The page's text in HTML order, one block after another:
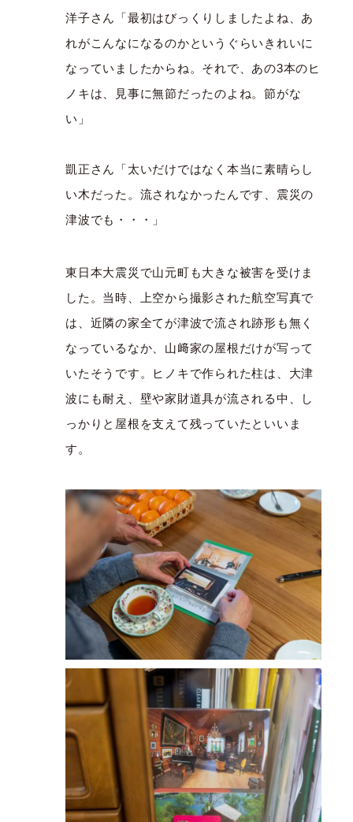
洋子さん「最初はびっくりしましたよね、あ
れがこんなになるのかというぐらいきれいに
なっていましたからね。それで、あの3本のヒ
ノキは、見事に無節だったのよね。節がな
い」
凱正さん「太いだけではなく本当に素晴らし
い木だった。流されなかったんです、震災の
津波でも・・・」
東日本大震災で山元町も大きな被害を受けま
した。当時、上空から撮影された航空写真で
は、近隣の家全てが津波で流され跡形も無く
なっているなか、山﨑家の屋根だけが写って
いたそうです。ヒノキで作られた柱は、大津
波にも耐え、壁や家財道具が流される中、し
っかりと屋根を支えて残っていたといいま
す。